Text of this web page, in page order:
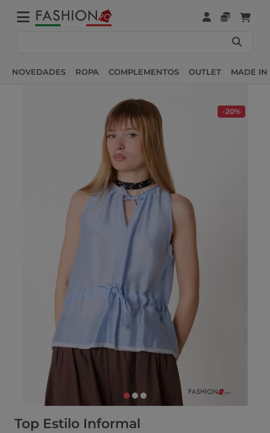
NOVEDADES ROPA COMPLEMENTOS OUTLET MADE IN
-20%
Top Estilo Informal